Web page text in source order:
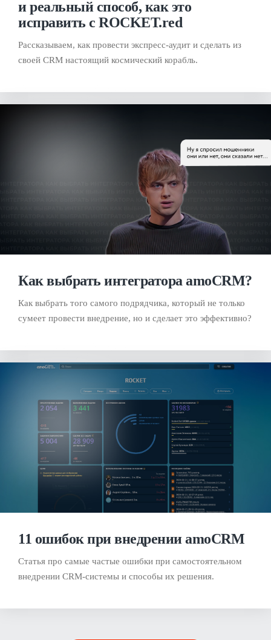
и реальный способ, как это
исправить с ROCKET.red
Рассказываем, как провести экспресс-аудит и сделать из
своей CRM настоящий космический корабль.
Как выбрать интегратора amoCRM?
Как выбрать того самого подрядчика, который не только
сумеет провести внедрение, но и сделает это эффективно?
11 ошибок при внедрении amoCRM
Статья про самые частые ошибки при самостоятельном
внедрении CRM-системы и способы их решения.